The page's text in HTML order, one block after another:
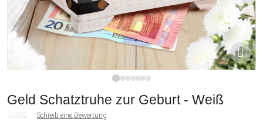
Geld Schatztruhe zur Geburt - Weiß
Schreib eine Bewertung